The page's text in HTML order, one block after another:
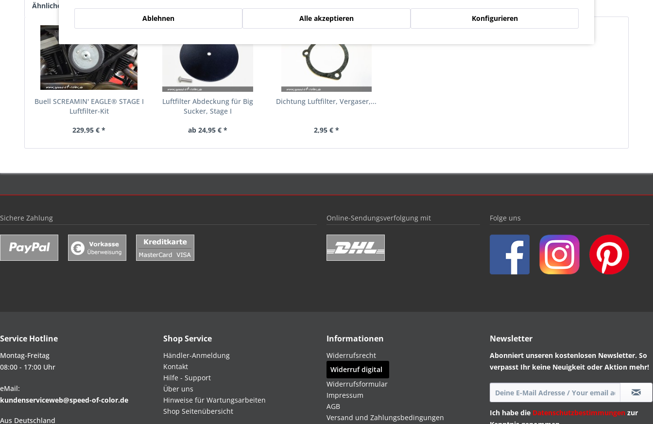
Ähnliche Artikel
Buell SCREAMIN' EAGLE® STAGE I
Luftfilter-Kit
229,95 € *
Luftfilter Abdeckung für Big
Sucker, Stage I
ab 24,95 € *
Dichtung Luftfilter, Vergaser,...
2,95 € *
Sichere Zahlung Online-Sendungsverfolgung mit Folge uns
Service Hotline
Montag-Freitag
08:00 - 17:00 Uhr
eMail:
kundenserviceweb@speed-of-color.de
Aus Deutschland
Shop Service
Händler-Anmeldung
Kontakt
Hilfe - Support
Über uns
Hinweise für Wartungsarbeiten
Shop Seitenübersicht
Informationen
Widerrufsrecht
Widerruf digital
Widerrufsformular
Impressum
AGB
Versand und Zahlungsbedingungen
Newsletter
Abonniert unseren kostenlosen Newsletter. So
verpasst Ihr keine Neuigkeit oder Aktion mehr!
Ich habe die Datenschutzbestimmungen zur
Ablehnen Alle akzeptieren Konfigurieren